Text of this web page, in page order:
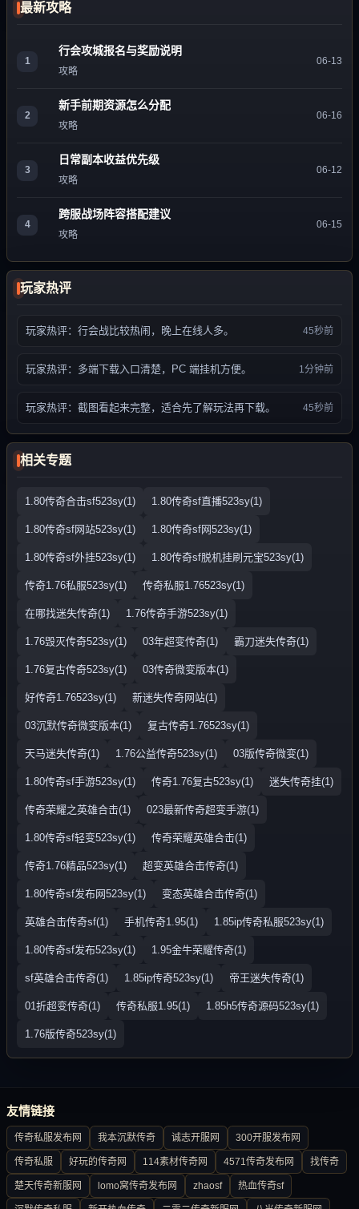
最新攻略
1
行会攻城报名与奖励说明
攻略
06-13
2
新手前期资源怎么分配
攻略
06-16
3
日常副本收益优先级
攻略
06-12
4
跨服战场阵容搭配建议
攻略
06-15
玩家热评
玩家热评：行会战比较热闹，晚上在线人多。 45秒前
玩家热评：多端下载入口清楚，PC 端挂机方便。 1分钟前
玩家热评：截图看起来完整，适合先了解玩法再下载。 45秒前
相关专题
1.80传奇合击sf523sy(1) 1.80传奇sf直播523sy(1)
1.80传奇sf网站523sy(1) 1.80传奇sf网523sy(1)
1.80传奇sf外挂523sy(1) 1.80传奇sf脱机挂刷元宝523sy(1)
传奇1.76私服523sy(1) 传奇私服1.76523sy(1)
在哪找迷失传奇(1) 1.76传奇手游523sy(1)
1.76毁灭传奇523sy(1) 03年超变传奇(1) 霸刀迷失传奇(1)
1.76复古传奇523sy(1) 03传奇微变版本(1)
好传奇1.76523sy(1) 新迷失传奇网站(1)
03沉默传奇微变版本(1) 复古传奇1.76523sy(1)
天马迷失传奇(1) 1.76公益传奇523sy(1) 03版传奇微变(1)
1.80传奇sf手游523sy(1) 传奇1.76复古523sy(1) 迷失传奇挂(1)
传奇荣耀之英雄合击(1) 023最新传奇超变手游(1)
1.80传奇sf轻变523sy(1) 传奇荣耀英雄合击(1)
传奇1.76精品523sy(1) 超变英雄合击传奇(1)
1.80传奇sf发布网523sy(1) 变态英雄合击传奇(1)
英雄合击传奇sf(1) 手机传奇1.95(1) 1.85ip传奇私服523sy(1)
1.80传奇sf发布523sy(1) 1.95金牛荣耀传奇(1)
sf英雄合击传奇(1) 1.85ip传奇523sy(1) 帝王迷失传奇(1)
01折超变传奇(1) 传奇私服1.95(1) 1.85h5传奇源码523sy(1)
1.76版传奇523sy(1)
友情链接
传奇私服发布网 我本沉默传奇 诚志开服网 300开服发布网
传奇私服 好玩的传奇网 114素材传奇网 4571传奇发布网 找传奇
楚天传奇新服网 lomo窝传奇发布网 zhaosf 热血传奇sf